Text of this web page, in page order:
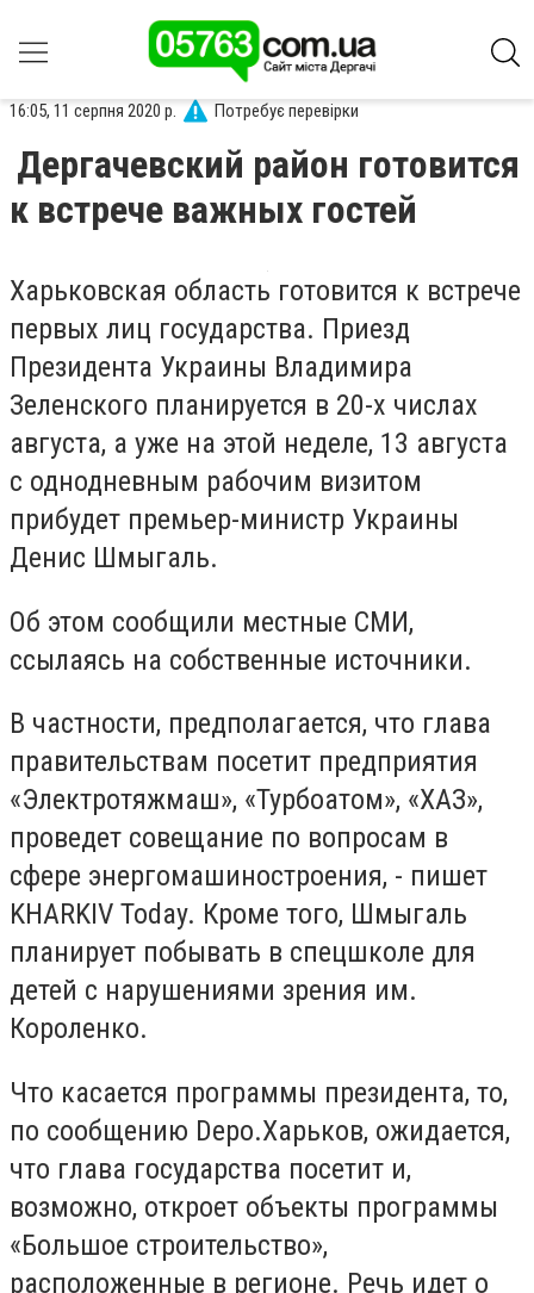
16:05, 11 серпня 2020 р. Потребує перевірки
Дергачевский район готовится
к встрече важных гостей
Харьковская область готовится к встрече
первых лиц государства. Приезд
Президента Украины Владимира
Зеленского планируется в 20-х числах
августа, а уже на этой неделе, 13 августа
с однодневным рабочим визитом
прибудет премьер-министр Украины
Денис Шмыгаль.
Об этом сообщили местные СМИ,
ссылаясь на собственные источники.
В частности, предполагается, что глава
правительствам посетит предприятия
«Электротяжмаш», «Турбоатом», «ХАЗ»,
проведет совещание по вопросам в
сфере энергомашиностроения, - пишет
KHARKIV Today. Кроме того, Шмыгаль
планирует побывать в спецшколе для
детей с нарушениями зрения им.
Короленко.
Что касается программы президента, то,
по сообщению Depo.Харьков, ожидается,
что глава государства посетит и,
возможно, откроет объекты программы
«Большое строительство»,
расположенные в регионе. Речь идет о